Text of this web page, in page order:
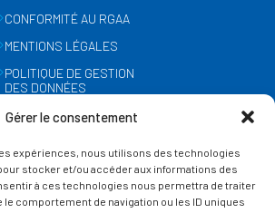
Gérer le consentement
expériences, nous utilisons des technologies
stocker et/ou accéder aux informations des
à ces technologies nous permettra de traiter
comportement de navigation ou les ID uniques
CONFORMITÉ AU RGAA
MENTIONS LÉGALES
POLITIQUE DE GESTION
DES DONNÉES
GESTION DES COOKIES